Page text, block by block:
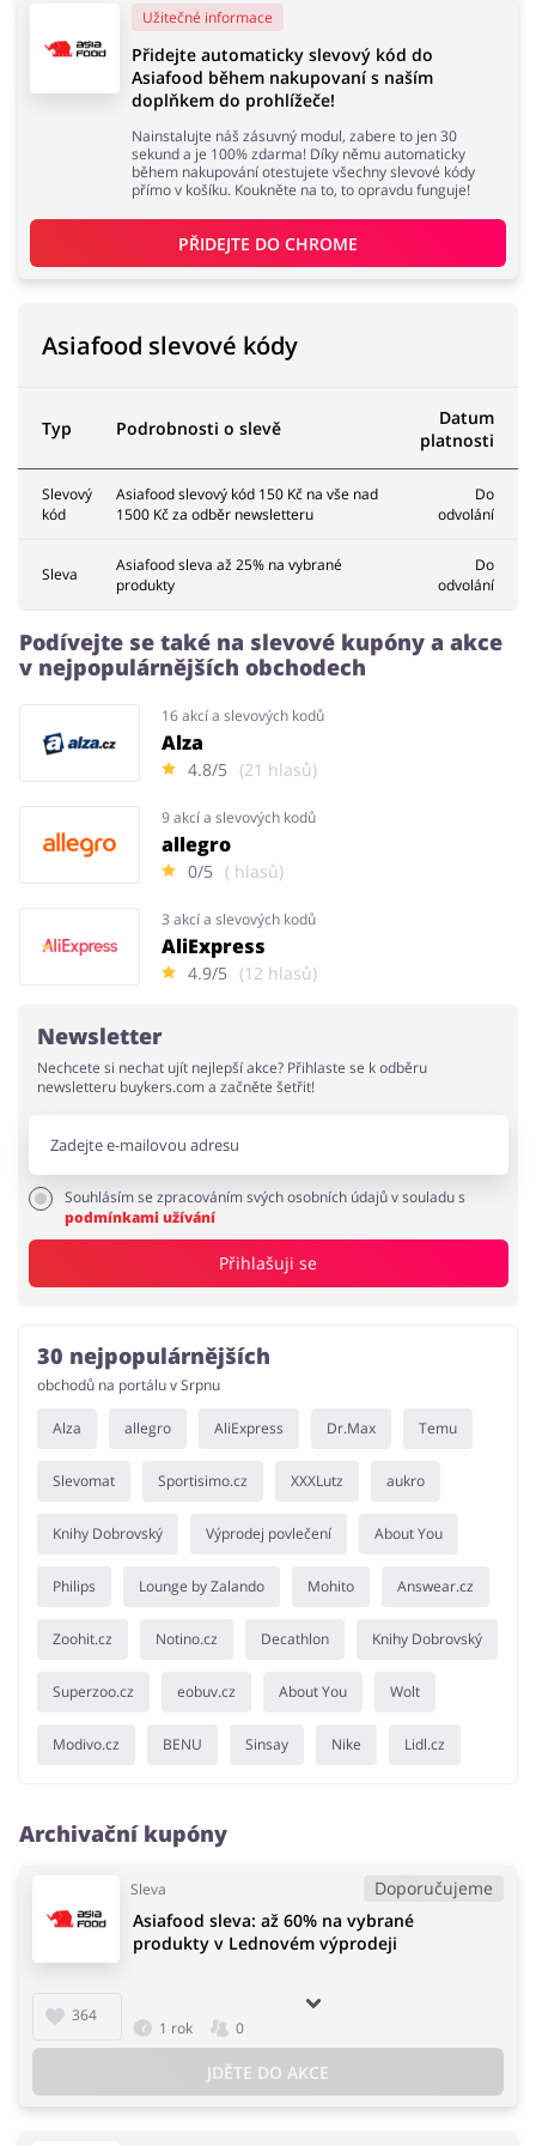
Domácnost a spotřebiče Turistika a cestování
Služby Zdraví a krása
Užitečné informace
Přidejte automaticky slevový kód do
Asiafood během nakupovaní s naším
doplňkem do prohlížeče!
Nainstalujte náš zásuvný modul, zabere to jen 30
sekund a je 100% zdarma! Díky němu automaticky
během nakupování otestujete všechny slevové kódy
přímo v košíku. Koukněte na to, to opravdu funguje!
PŘIDEJTE DO CHROME
Asiafood slevové kódy
Typ Podrobnosti o slevě
Datum
platnosti
Slevový
kód
Asiafood slevový kód 150 Kč na vše nad
1500 Kč za odběr newsletteru
Do
odvolání
Sleva
Asiafood sleva až 25% na vybrané
produkty
Do
odvolání
Podívejte se také na slevové kupóny a akce
v nejpopulárnějších obchodech
16 akcí a slevových kodů
Alza
4.8/5 (21 hlasů)
9 akcí a slevových kodů
allegro
0/5 ( hlasů)
3 akcí a slevových kodů
AliExpress
4.9/5 (12 hlasů)
Newsletter
Nechcete si nechat ujít nejlepší akce? Přihlaste se k odběru
newsletteru buykers.com a začněte šetřit!
Souhlásím se zpracováním svých osobních údajů v souladu s
podmínkami užívání
Přihlašuji se
30 nejpopulárnějších
obchodů na portálu v Srpnu
Alza allegro AliExpress Dr.Max Temu
Slevomat Sportisimo.cz XXXLutz aukro
Knihy Dobrovský Výprodej povlečení About You
Philips Lounge by Zalando Mohito Answear.cz
Zoohit.cz Notino.cz Decathlon Knihy Dobrovský
Superzoo.cz eobuv.cz About You Wolt
Modivo.cz BENU Sinsay Nike Lidl.cz
Archivační kupóny
Sleva Doporučujeme
364
Asiafood sleva: až 60% na vybrané
produkty v Lednovém výprodeji
1 rok 0
JDĚTE DO AKCE